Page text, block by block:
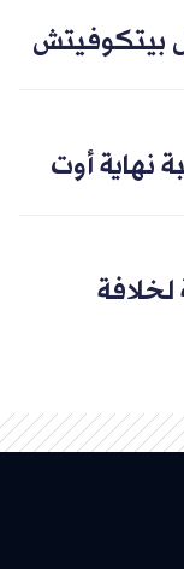
بيتكوفيتش
نهاية أوت